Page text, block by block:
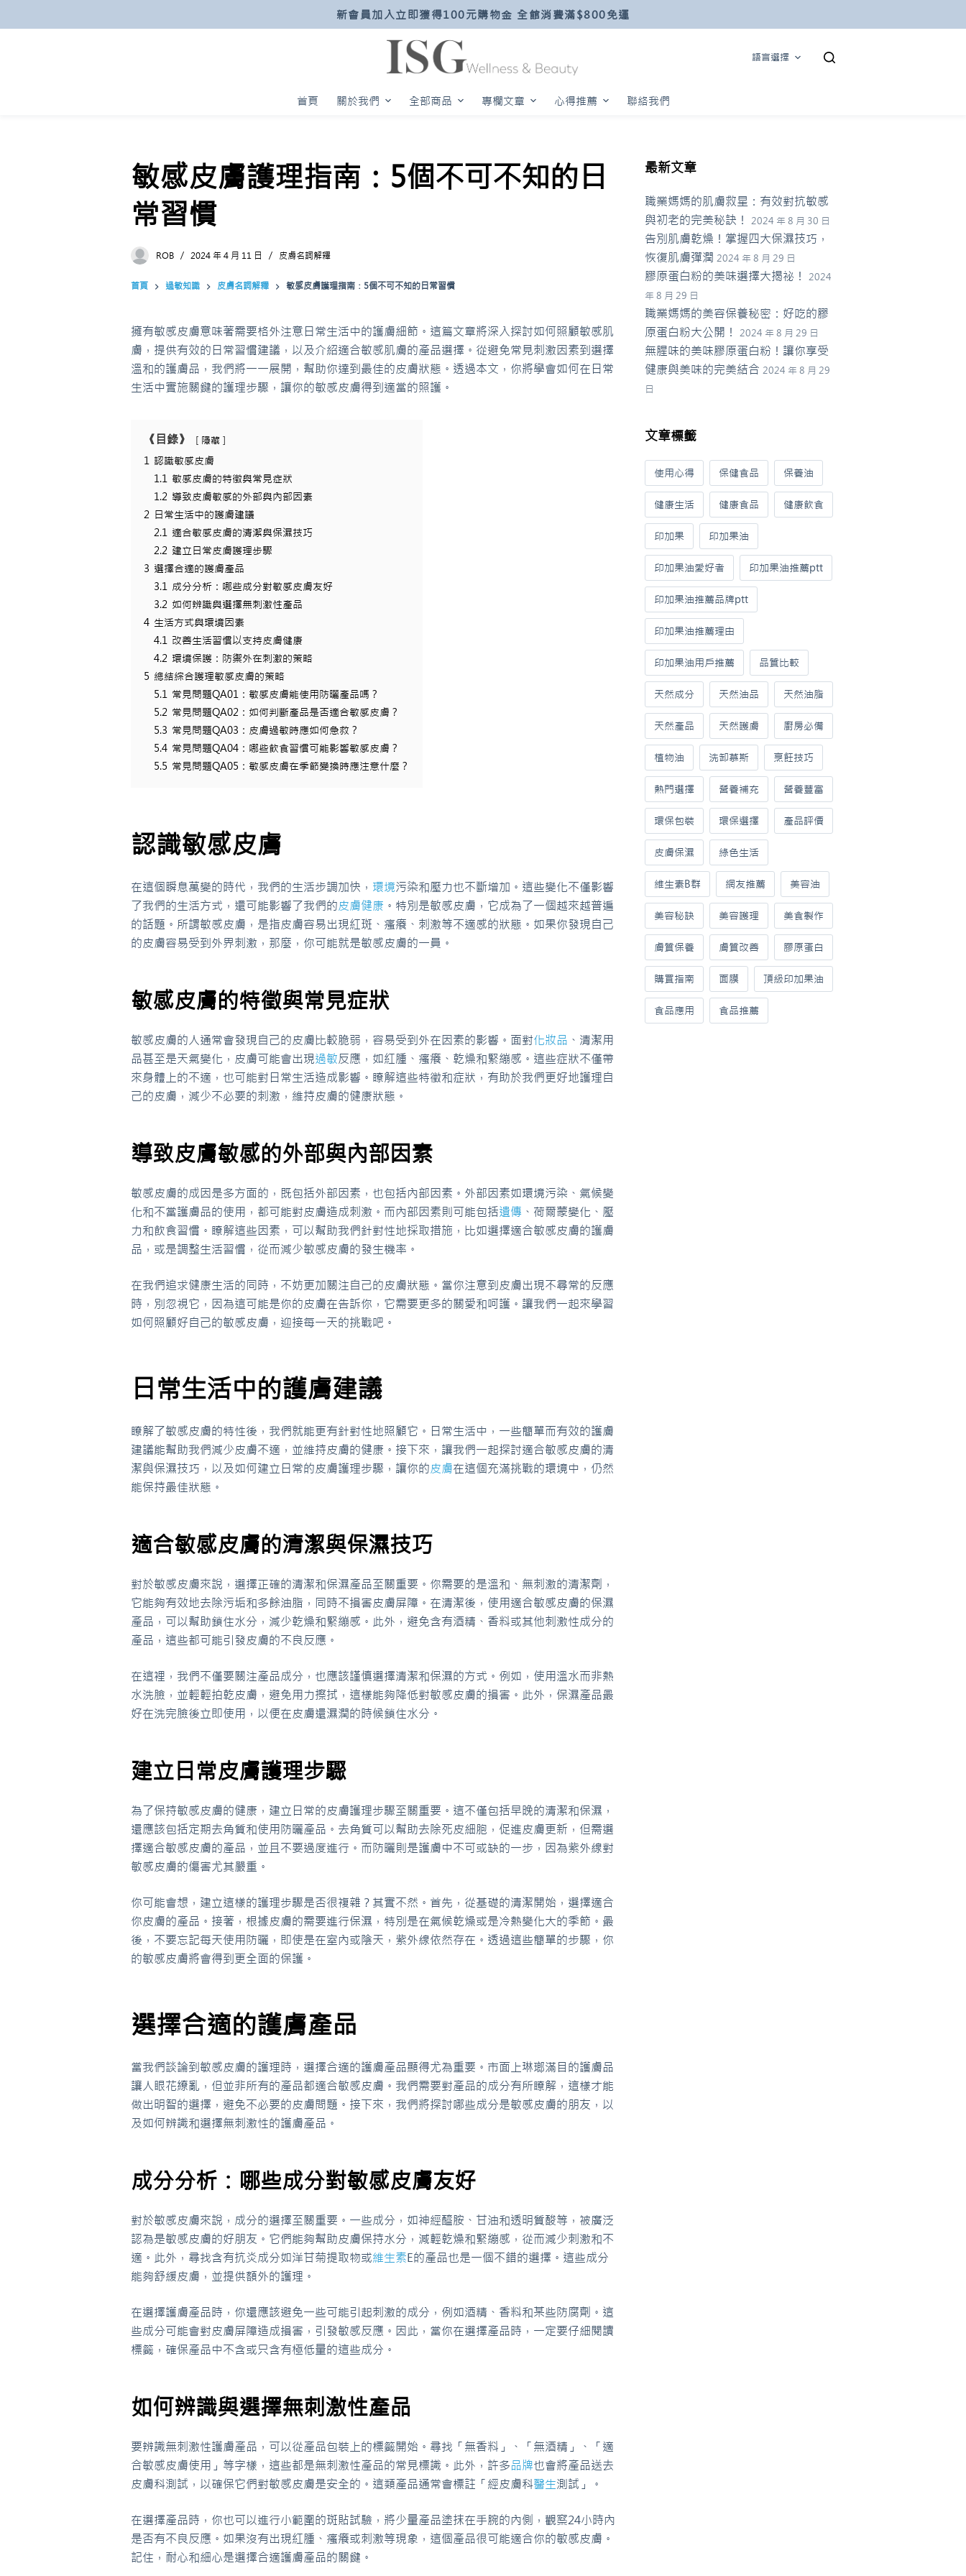
新會員加入立即獲得100元購物金 全館消費滿$800免運
語言選擇
首頁 關於我們 全部商品 專欄文章 心得推薦 聯絡我們
敏感皮膚護理指南：5個不可不知的日
常習慣
ROB 2024 年 4 月 11 日 皮膚名詞解釋
首頁 過敏知識 皮膚名詞解釋 敏感皮膚護理指南：5個不可不知的日常習慣
擁有敏感皮膚意味著需要格外注意日常生活中的護膚細節。這篇文章將深入探討如何照顧敏感肌
膚，提供有效的日常習慣建議，以及介紹適合敏感肌膚的產品選擇。從避免常見刺激因素到選擇
溫和的護膚品，我們將一一展開，幫助你達到最佳的皮膚狀態。透過本文，你將學會如何在日常
生活中實施關鍵的護理步驟，讓你的敏感皮膚得到適當的照護。
《目錄》 隱藏
1 認識敏感皮膚
1.1 敏感皮膚的特徵與常見症狀
1.2 導致皮膚敏感的外部與內部因素
2 日常生活中的護膚建議
2.1 適合敏感皮膚的清潔與保濕技巧
2.2 建立日常皮膚護理步驟
3 選擇合適的護膚產品
3.1 成分分析：哪些成分對敏感皮膚友好
3.2 如何辨識與選擇無刺激性產品
4 生活方式與環境因素
4.1 改善生活習慣以支持皮膚健康
4.2 環境保護：防禦外在刺激的策略
5 總結綜合護理敏感皮膚的策略
5.1 常見問題QA01：敏感皮膚能使用防曬產品嗎？
5.2 常見問題QA02：如何判斷產品是否適合敏感皮膚？
5.3 常見問題QA03：皮膚過敏時應如何急救？
5.4 常見問題QA04：哪些飲食習慣可能影響敏感皮膚？
5.5 常見問題QA05：敏感皮膚在季節變換時應注意什麼？
認識敏感皮膚
在這個瞬息萬變的時代，我們的生活步調加快， 環境污染和壓力也不斷增加。這些變化不僅影響
了我們的生活方式，還可能影響了我們的皮膚健康 。特別是敏感皮膚，它成為了一個越來越普遍
的話題。所謂敏感皮膚，是指皮膚容易出現紅斑、瘙癢、刺激等不適感的狀態。如果你發現自己
的皮膚容易受到外界刺激，那麼，你可能就是敏感皮膚的一員。
敏感皮膚的特徵與常見症狀
敏感皮膚的人通常會發現自己的皮膚比較脆弱，容易受到外在因素的影響。面對化妝品 、清潔用
品甚至是天氣變化，皮膚可能會出現過敏反應，如紅腫、瘙癢、乾燥和緊繃感。這些症狀不僅帶
來身體上的不適，也可能對日常生活造成影響。瞭解這些特徵和症狀，有助於我們更好地護理自
己的皮膚，減少不必要的刺激，維持皮膚的健康狀態。
導致皮膚敏感的外部與內部因素
敏感皮膚的成因是多方面的，既包括外部因素，也包括內部因素。外部因素如環境污染、氣候變
化和不當護膚品的使用，都可能對皮膚造成刺激。而內部因素則可能包括遺傳 、荷爾蒙變化、壓
力和飲食習慣。瞭解這些因素，可以幫助我們針對性地採取措施，比如選擇適合敏感皮膚的護膚
品，或是調整生活習慣，從而減少敏感皮膚的發生機率。
在我們追求健康生活的同時，不妨更加關注自己的皮膚狀態。當你注意到皮膚出現不尋常的反應
時，別忽視它，因為這可能是你的皮膚在告訴你，它需要更多的關愛和呵護。讓我們一起來學習
如何照顧好自己的敏感皮膚，迎接每一天的挑戰吧。
日常生活中的護膚建議
瞭解了敏感皮膚的特性後，我們就能更有針對性地照顧它。日常生活中，一些簡單而有效的護膚
建議能幫助我們減少皮膚不適，並維持皮膚的健康。接下來，讓我們一起探討適合敏感皮膚的清
潔與保濕技巧，以及如何建立日常的皮膚護理步驟，讓你的皮膚在這個充滿挑戰的環境中，仍然
能保持最佳狀態。
適合敏感皮膚的清潔與保濕技巧
對於敏感皮膚來說，選擇正確的清潔和保濕產品至關重要。你需要的是溫和、無刺激的清潔劑，
它能夠有效地去除污垢和多餘油脂，同時不損害皮膚屏障。在清潔後，使用適合敏感皮膚的保濕
產品，可以幫助鎖住水分，減少乾燥和緊繃感。此外，避免含有酒精、香料或其他刺激性成分的
產品，這些都可能引發皮膚的不良反應。
在這裡，我們不僅要關注產品成分，也應該謹慎選擇清潔和保濕的方式。例如，使用溫水而非熱
水洗臉，並輕輕拍乾皮膚，避免用力擦拭，這樣能夠降低對敏感皮膚的損害。此外，保濕產品最
好在洗完臉後立即使用，以便在皮膚還濕潤的時候鎖住水分。
建立日常皮膚護理步驟
為了保持敏感皮膚的健康，建立日常的皮膚護理步驟至關重要。這不僅包括早晚的清潔和保濕，
還應該包括定期去角質和使用防曬產品。去角質可以幫助去除死皮細胞，促進皮膚更新，但需選
擇適合敏感皮膚的產品，並且不要過度進行。而防曬則是護膚中不可或缺的一步，因為紫外線對
敏感皮膚的傷害尤其嚴重。
你可能會想，建立這樣的護理步驟是否很複雜？其實不然。首先，從基礎的清潔開始，選擇適合
你皮膚的產品。接著，根據皮膚的需要進行保濕，特別是在氣候乾燥或是冷熱變化大的季節。最
後，不要忘記每天使用防曬，即使是在室內或陰天，紫外線依然存在。透過這些簡單的步驟，你
的敏感皮膚將會得到更全面的保護。
選擇合適的護膚產品
當我們談論到敏感皮膚的護理時，選擇合適的護膚產品顯得尤為重要。市面上琳瑯滿目的護膚品
讓人眼花繚亂，但並非所有的產品都適合敏感皮膚。我們需要對產品的成分有所瞭解，這樣才能
做出明智的選擇，避免不必要的皮膚問題。接下來，我們將探討哪些成分是敏感皮膚的朋友，以
及如何辨識和選擇無刺激性的護膚產品。
成分分析：哪些成分對敏感皮膚友好
對於敏感皮膚來說，成分的選擇至關重要。一些成分，如神經醯胺、甘油和透明質酸等，被廣泛
認為是敏感皮膚的好朋友。它們能夠幫助皮膚保持水分，減輕乾燥和緊繃感，從而減少刺激和不
適。此外，尋找含有抗炎成分如洋甘菊提取物或維生素E的產品也是一個不錯的選擇。這些成分
能夠舒緩皮膚，並提供額外的護理。
在選擇護膚產品時，你還應該避免一些可能引起刺激的成分，例如酒精、香料和某些防腐劑。這
些成分可能會對皮膚屏障造成損害，引發敏感反應。因此，當你在選擇產品時，一定要仔細閱讀
標籤，確保產品中不含或只含有極低量的這些成分。
如何辨識與選擇無刺激性產品
要辨識無刺激性護膚產品，可以從產品包裝上的標籤開始。尋找「無香料」、「無酒精」、「適
合敏感皮膚使用」等字樣，這些都是無刺激性產品的常見標識。此外，許多品牌也會將產品送去
皮膚科測試，以確保它們對敏感皮膚是安全的。這類產品通常會標註「經皮膚科醫生測試」。
在選擇產品時，你也可以進行小範圍的斑貼試驗，將少量產品塗抹在手腕的內側，觀察24小時內
是否有不良反應。如果沒有出現紅腫、瘙癢或刺激等現象，這個產品很可能適合你的敏感皮膚。
記住，耐心和細心是選擇合適護膚產品的關鍵。
最新文章
職業媽媽的肌膚救星：有效對抗敏感
與初老的完美秘訣！
2024 年 8 月 30 日
告別肌膚乾燥！掌握四大保濕技巧，
恢復肌膚彈潤 2024 年 8 月 29 日
膠原蛋白粉的美味選擇大揭祕！
2024
年 8 月 29 日
職業媽媽的美容保養秘密：好吃的膠
原蛋白粉大公開！
2024 年 8 月 29 日
無腥味的美味膠原蛋白粉！讓你享受
健康與美味的完美結合 2024 年 8 月 29
日
文章標籤
使用心得 保健食品 保養油
健康生活 健康食品 健康飲食
印加果 印加果油
印加果油愛好者 印加果油推薦ptt
印加果油推薦品牌ptt
印加果油推薦理由
印加果油用戶推薦 品質比較
天然成分 天然油品 天然油脂
天然產品 天然護膚 廚房必備
植物油 洗卸慕斯 烹飪技巧
熱門選擇 營養補充 營養豐富
環保包裝 環保選擇 產品評價
皮膚保濕 綠色生活
維生素B群 網友推薦 美容油
美容秘訣 美容護理 美食製作
膚質保養 膚質改善 膠原蛋白
購買指南 面膜 頂級印加果油
食品應用 食品推薦